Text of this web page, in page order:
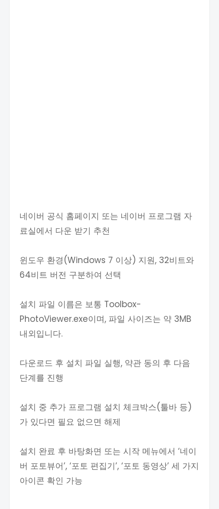
네이버 공식 홈페이지 또는 네이버 프로그램 자
료실에서 다운 받기 추천
윈도우 환경(Windows 7 이상) 지원, 32비트와
64비트 버전 구분하여 선택
설치 파일 이름은 보통 Toolbox-
PhotoViewer.exe이며, 파일 사이즈는 약 3MB
내외입니다.
다운로드 후 설치 파일 실행, 약관 동의 후 다음
단계를 진행
설치 중 추가 프로그램 설치 체크박스(툴바 등)
가 있다면 필요 없으면 해제
설치 완료 후 바탕화면 또는 시작 메뉴에서 ‘네이
버 포토뷰어’, ‘포토 편집기’, ‘포토 동영상’ 세 가지
아이콘 확인 가능